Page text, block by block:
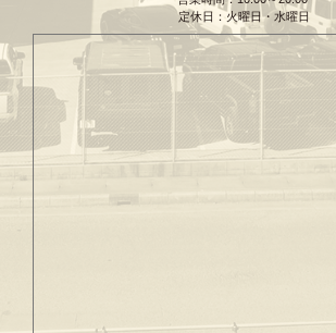
定休日：火曜日・水曜日